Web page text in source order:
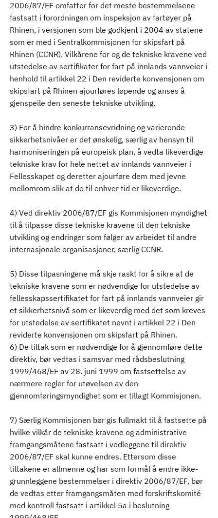
2006/87/EF omfatter for det meste bestemmelsene
fastsatt i forordningen om inspeksjon av fartøyer på
Rhinen, i versjonen som ble godkjent i 2004 av statene
som er med i Sentralkommisjonen for skipsfart på
Rhinen (CCNR). Vilkårene for og de tekniske kravene ved
utstedelse av sertifikater for fart på innlands vannveier i
henhold til artikkel 22 i Den reviderte konvensjonen om
skipsfart på Rhinen ajourføres løpende og anses å
gjenspeile den seneste tekniske utvikling.
3) For å hindre konkurransevridning og varierende
sikkerhetsnivåer er det ønskelig, særlig av hensyn til
harmoniseringen på europeisk plan, å vedta likeverdige
tekniske krav for hele nettet av innlands vannveier i
Fellesskapet og deretter ajourføre dem med jevne
mellomrom slik at de til enhver tid er likeverdige.
4) Ved direktiv 2006/87/EF gis Kommisjonen myndighet
til å tilpasse disse tekniske kravene til den tekniske
utvikling og endringer som følger av arbeidet til andre
internasjonale organisasjoner, særlig CCNR.
5) Disse tilpasningene må skje raskt for å sikre at de
tekniske kravene som er nødvendige for utstedelse av
fellesskapssertifikatet for fart på innlands vannveier gir
et sikkerhetsnivå som er likeverdig med det som kreves
for utstedelse av sertifikatet nevnt i artikkel 22 i Den
reviderte konvensjonen om skipsfart på Rhinen.
6) De tiltak som er nødvendige for å gjennomføre dette
direktiv, bør vedtas i samsvar med rådsbeslutning
1999/468/EF av 28. juni 1999 om fastsettelse av
nærmere regler for utøvelsen av den
gjennomføringsmyndighet som er tillagt Kommisjonen.
7) Særlig Kommisjonen bør gis fullmakt til å fastsette på
hvilke vilkår de tekniske kravene og administrative
framgangsmåtene fastsatt i vedleggene til direktiv
2006/87/EF skal kunne endres. Ettersom disse
tiltakene er allmenne og har som formål å endre ikke-
grunnleggene bestemmelser i direktiv 2006/87/EF, bør
de vedtas etter framgangsmåten med forskriftskomité
med kontroll fastsatt i artikkel 5a i beslutning